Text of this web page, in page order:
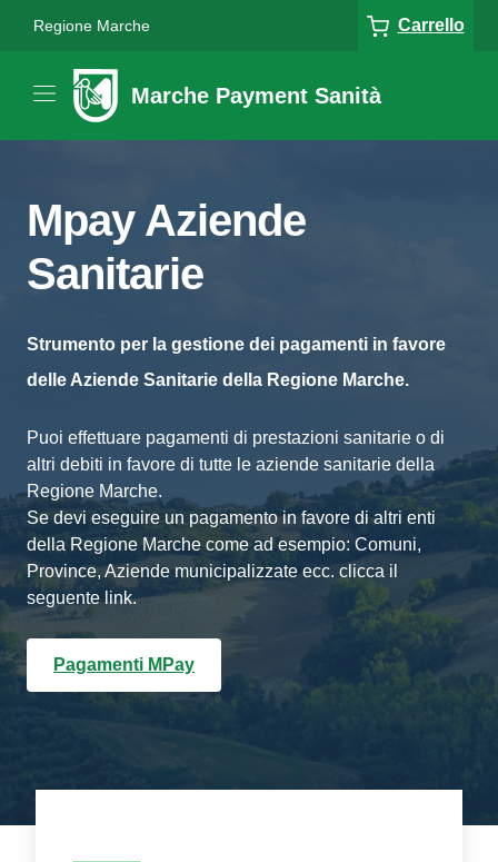
Regione Marche Carrello
Marche Payment Sanità
Mpay Aziende
Sanitarie
Strumento per la gestione dei pagamenti in favore
delle Aziende Sanitarie della Regione Marche.
Puoi effettuare pagamenti di prestazioni sanitarie o di
altri debiti in favore di tutte le aziende sanitarie della
Regione Marche.
Se devi eseguire un pagamento in favore di altri enti
della Regione Marche come ad esempio: Comuni,
Province, Aziende municipalizzate ecc. clicca il
seguente link.
Pagamenti MPay